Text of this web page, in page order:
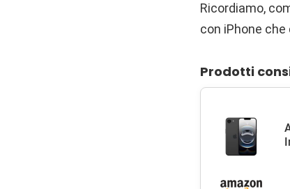
Ricordiamo,
con iPhone che
Prodotti